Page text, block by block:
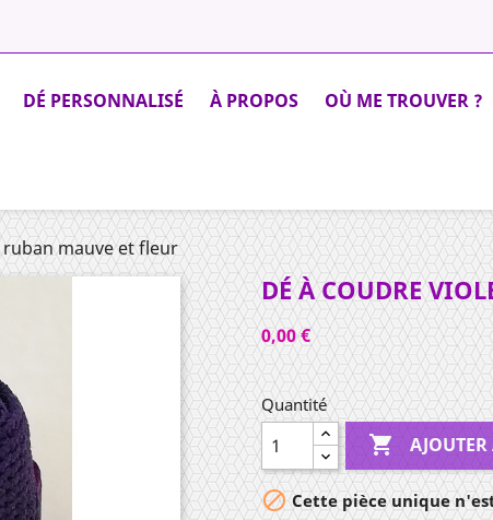
DÉ PERSONNALISÉ À PROPOS OÙ ME TROUVER ?
mauve et fleur
DÉ À COUDRE
0,00 €
Quantité

Cette pièce unique